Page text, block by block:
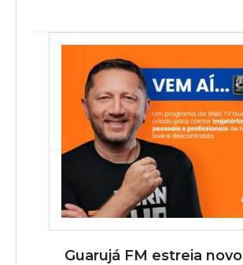
Guarujá FM estreia novo